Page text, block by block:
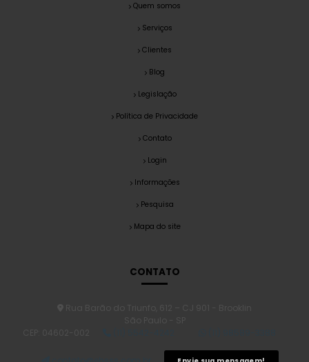
Quem somos
Serviços
Clientes
Blog
Legislação
Política de Privacidade
Contato
Login
Informações
Pesquisa
Mapa do site
CONTATO